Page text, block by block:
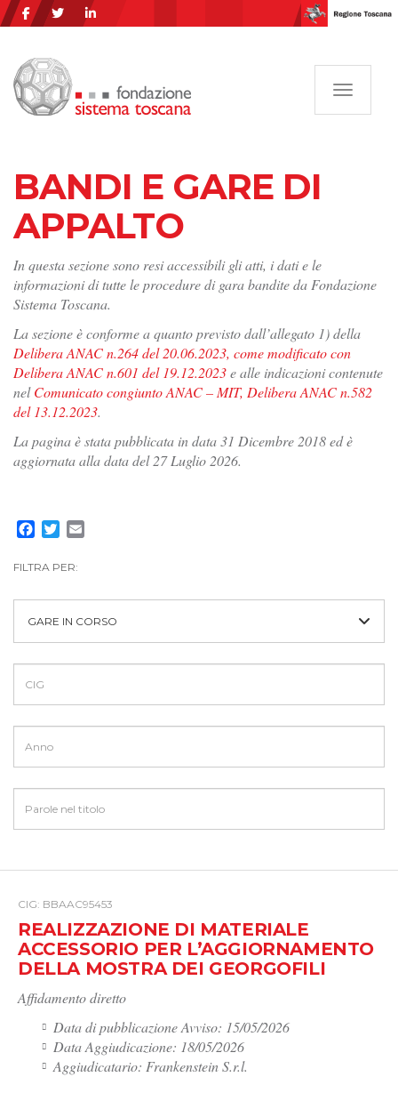
BANDI E GARE DI
APPALTO
In questa sezione sono resi accessibili gli atti, i dati e le
informazioni di tutte le procedure di gara bandite da Fondazione
Sistema Toscana.
La sezione è conforme a quanto previsto dall’allegato 1) della
Delibera ANAC n.264 del 20.06.2023, come modificato con
Delibera ANAC n.601 del 19.12.2023e alle indicazioni contenute
nelComunicato congiunto ANAC – MIT, Delibera ANAC n.582
del 13.12.2023.
La pagina è stata pubblicata in data 31 Dicembre 2018 ed è
aggiornata alla data del 27 Luglio 2026.
Facebook
Twitter
FILTRA PER:
GARE IN CORSO
CIG: BBAAC95453
REALIZZAZIONE DI MATERIALE
ACCESSORIO PER L’AGGIORNAMENTO
DELLA MOSTRA DEI GEORGOFILI
Affidamento diretto
Data di pubblicazione Avviso: 15/05/2026
Data Aggiudicazione: 18/05/2026
Aggiudicatario: Frankenstein S.r.l.